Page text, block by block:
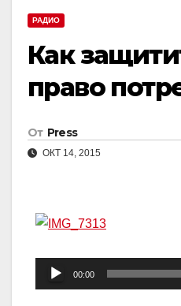
РАДИО
Как
право
От Press
ОКТ 14, 2015
Аудиоплеер
00:00